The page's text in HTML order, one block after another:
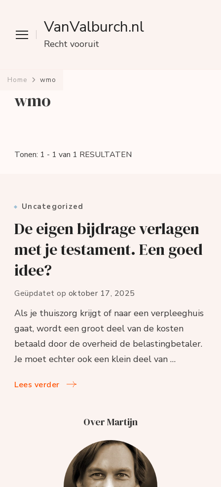
VanValburch.nl
Recht vooruit
Home wmo
wmo
Tonen: 1 - 1 van 1 RESULTATEN
Uncategorized
De eigen bijdrage verlagen
met je testament. Een goed
idee?
Geüpdatet op oktober 17, 2025
Als je thuiszorg krijgt of naar een verpleeghuis
gaat, wordt een groot deel van de kosten
betaald door de overheid de belastingbetaler.
Je moet echter ook een klein deel van …
Lees verder
Over Martijn